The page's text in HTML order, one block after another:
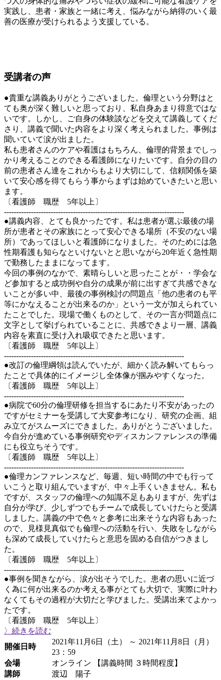
実践し、患者・家族と一緒に考え、悩みながら納得のいく最
善の医療が受けられるよう支援している。
受講者の声
●貴重な講義ありがとうございました。倫理という分野はと
ても奥が深く難しいと思っており、私自身あまり得意ではな
いです。しかし、ご自身の体験談などを交えて講義してくだ
さり、講義で聞いた内容をより深く考えられました。事例は
聞いていて涙が出ました。
私も患者さんのケアや看護はもちろん、倫理的背景までしっ
かり考えることのできる看護師になりたいです。自分の目の
前の患者さん達をこれからもより大切にして、信頼関係を築
いて安心感を得てもらう事からまずは始めていきたいと思い
ます。
〔看護師 職歴 5年以上〕
-------------------------------------------------------------------------
●講義内容、とても良かったです。私は患者が選ぶ最後の場
所が患者とその家族にとって安心できる場所（不安のない場
所）であってほしいと看護師になりました。そのためには急
性期看護も知らなといけないとと思いながら20年近く急性期
で勤務したままになってます。
今回の事例のなかで、素晴らしいと思ったことが・・学会な
ど参加すると成功例や自分の成果が前に出すぎて共感できな
いことが多い中、最後の事例検討の問題点「他の患者のも平
等にかなえることが出来るのか」という一文が加えられてい
たことでした。現場で働くものとして、その一言が問題点に
文字として挙げられていることに、共感できより一層、講義
内容を素直に受け入れ吸収できたと思います。
〔看護師 職歴 5年以上〕
-------------------------------------------------------------------------
●改訂の倫理綱領は読んでいたが、細かく読み解いてもらっ
たことで具体的にイメージし全体像が掴みやすくなった。
〔看護師 職歴 5年以上〕
-------------------------------------------------------------------------
●病院で60分の倫理研修を担当するにあたり不安があったの
ですがセミナーを受講して大変参考になり、研究の企画、組
み立てがスムーズにできました。ありがとうございました。
今自分が進めている事例研究やディスカンファレンスの準備
にも役立ちそうです。
〔看護師 職歴 5年以上〕
-------------------------------------------------------------------------
●倫理カンファレンスなど、毎週、短い時間の中でも行って
いこうと取り組んでいますが、中々上手くいきません。私も
ですが、スタッフの倫理への知識不足もありますが、先ずは
自分が学び、少しずつでもチームで成長していけたらと受講
しました。講義の中で色々と参考に出来そうな内容もあった
ので、見様見真似でも倫理への活動を行い、失敗をしながら
も深めて成長していけたらと意思を固める自信がつきまし
た。
〔看護師 職歴 5年以上〕
-------------------------------------------------------------------------
●事例を聞きながら、涙が出そうでした。患者の思いに近づ
く為に何が出来るのか考える事がとても大切で、実際に叶わ
なくてもその過程が大切だと学びました。受講出来てよかっ
たです。
〔看護師 職歴 5年以上〕
〉続きを読む
開催日時
2021年11月6日（土） ～ 2021年11月8日（月）
23：59
会場
オンライン 【講義時間 ３時間程度】
講師
渡辺 陽子